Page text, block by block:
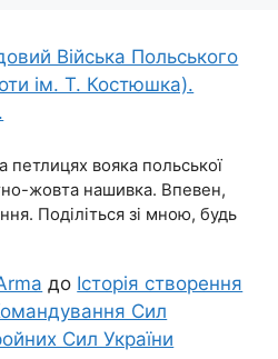
Війська Польського
ім. Т. Костюшка).
петлицях вояка польської
жовта нашивка. Впевен,
Поділіться зі мною, будь
до Історія створення
Сил
Сил України